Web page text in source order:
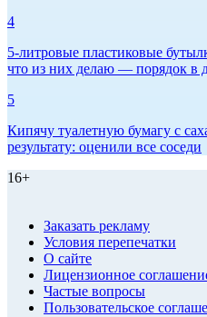
4
5-литровые пластиковые
что из них делаю — порядок в
5
Кипячу туалетную бумагу с
результату: оценили все соседи
16+
Заказать рекламу
Условия перепечатки
О сайте
Лицензионное
Частые вопросы
Пользовательское